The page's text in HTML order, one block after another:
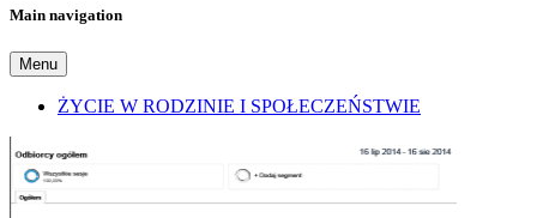
Main navigation
Menu
ŻYCIE W RODZINIE I SPOŁECZEŃSTWIE